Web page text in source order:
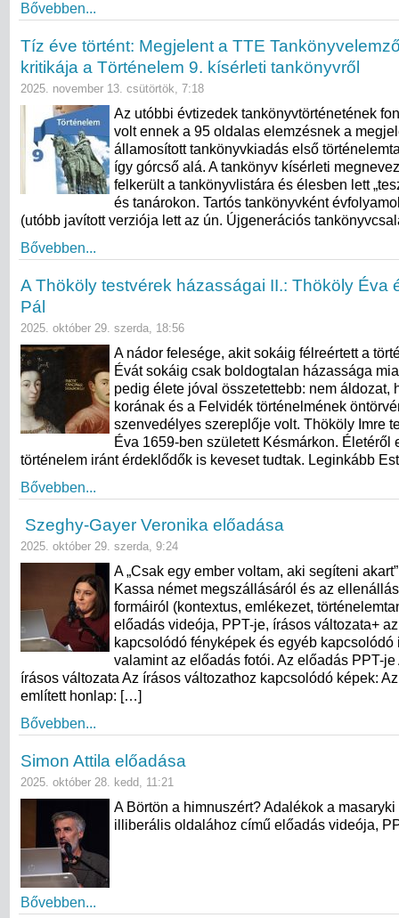
Bővebben...
Tíz éve történt: Megjelent a TTE
kritikája a Történelem 9. kísérleti tankönyvről
2025. november 13. csütörtök, 7:18
Az utóbbi évtizedek tankönyvtörténetének
volt ennek a 95 oldalas elemzésnek a
államosított tankönyvkiadás első
így górcső alá. A tankönyv kísérleti
felkerült a tankönyvlistára és élesben lett
és tanárokon. Tartós tankönyvként
(utóbb javított verziója lett az ún. Újgenerációs
Bővebben...
A Thököly testvérek házasságai II.: Thököly Éva
Pál
2025. október 29. szerda, 18:56
A nádor felesége, akit sokáig félreértett a
Évát sokáig csak boldogtalan házassága
pedig élete jóval összetettebb: nem áldozat,
korának és a Felvidék történelmének
szenvedélyes szereplője volt. Thököly Imre
Éva 1659-ben született Késmárkon. Életéről
történelem iránt érdeklődők is keveset tudtak. Leginkább
Bővebben...
Szeghy-Gayer Veronika előadása
2025. október 29. szerda, 9:24
A „Csak egy ember voltam, aki segíteni
Kassa német megszállásáról és az
formáiról (kontextus, emlékezet,
előadás videója, PPT-je, írásos változata+
kapcsolódó fényképek és egyéb kapcsolódó
valamint az előadás fotói. Az előadás PPT-
írásos változata Az írásos változathoz kapcsolódó képek:
említett honlap: […]
Bővebben...
Simon Attila előadása
2025. október 28. kedd, 11:21
A Börtön a himnuszért? Adalékok a
illiberális oldalához című előadás videója,
Bővebben...